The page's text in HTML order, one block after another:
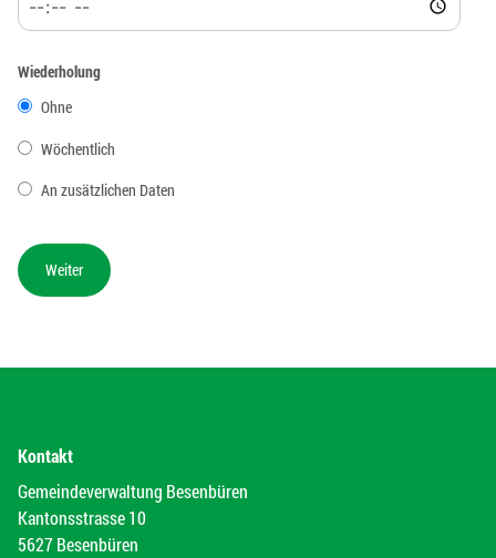
Wiederholung
Ohne
Wöchentlich
An zusätzlichen Daten
Kontakt
Gemeindeverwaltung Besenbüren
Kantonsstrasse 10
5627 Besenbüren